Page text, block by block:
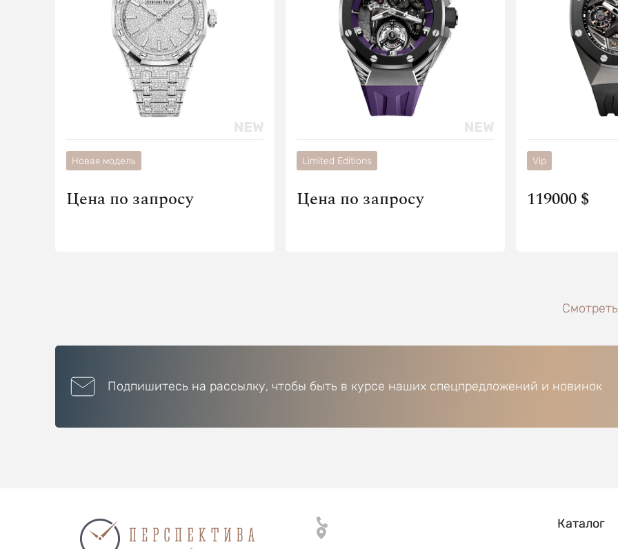
Новая модель
Цена по запросу
Limited Editions
Цена по запросу
Vip
119000 $
Подпишитесь на рассылку, чтобы быть в курсе наших спецпредложений и новинок
Каталог